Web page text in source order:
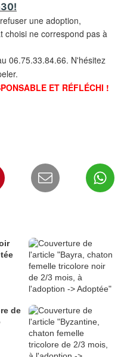
une adoption,
choisi ne correspond pas à
06.75.33.84.66. N'hésitez
ET RÉFLÉCHI !
de